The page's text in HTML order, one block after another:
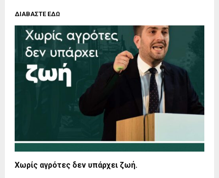
ΔΙΑΒΑΣΤΕ ΕΔΩ
Χωρίς αγρότες δεν υπάρχει ζωή.